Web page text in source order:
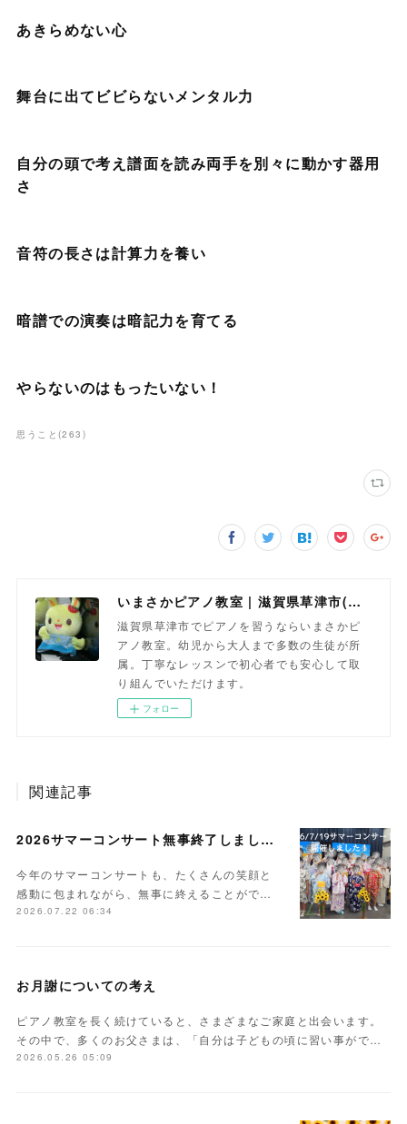
あきらめない心
舞台に出てビビらないメンタル力
自分の頭で考え譜面を読み両手を別々に動かす器用
さ
音符の長さは計算力を養い
暗譜での演奏は暗記力を育てる
やらないのはもったいない！
思うこと (263 )
いまさかピアノ教室 | 滋賀県草津市(南草津)のピアノ教室
滋賀県草津市でピアノを習うならいまさかピ
アノ教室。幼児から大人まで多数の生徒が所
属。丁寧なレッスンで初心者でも安心して取
り組んでいただけます。
フォロー
関連記事
2026サマーコンサート無事終了しました。
今年のサマーコンサートも、たくさんの笑顔と
感動に包まれながら、無事に終えることがで…
2026.07.22 06:34
お月謝についての考え
ピアノ教室を長く続けていると、さまざまなご家庭と出会います。
その中で、多くのお父さまは、「自分は子どもの頃に習い事がで…
2026.05.26 05:09